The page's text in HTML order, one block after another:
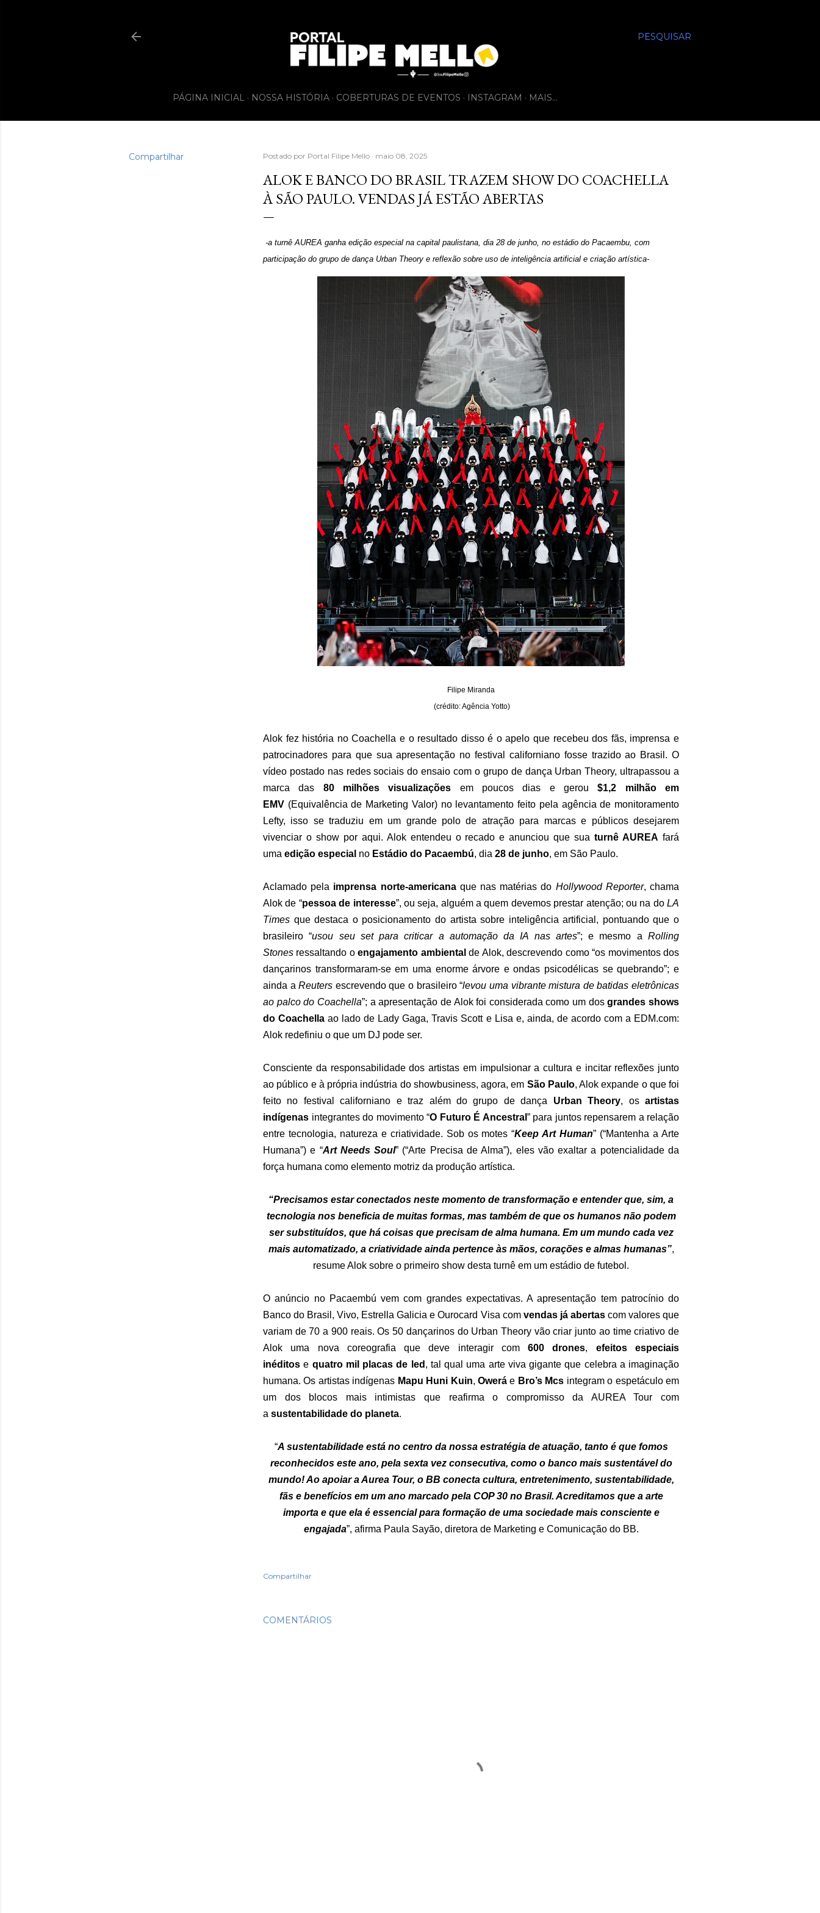
PESQUISAR
PÁGINA INICIAL NOSSA HISTÓRIA COBERTURAS DE EVENTOS INSTAGRAM MAIS…
Compartilhar Postado por Portal Filipe Mello maio 08, 2025
ALOK E BANCO DO BRASIL TRAZEM SHOW DO COACHELLA
À SÃO PAULO. VENDAS JÁ ESTÃO ABERTAS
-a turnê AUREA ganha edição especial na capital paulistana, dia 28 de junho, no estádio do Pacaembu, com
participação do grupo de dança Urban Theory e reflexão sobre uso de inteligência artificial e criação artística-
Filipe Miranda
(crédito: Agência Yotto)
Alok fez história no Coachella e o resultado disso é o apelo que recebeu dos fãs, imprensa e
patrocinadores para que sua apresentação no festival californiano fosse trazido ao Brasil. O
vídeo postado nas redes sociais do ensaio com o grupo de dança Urban Theory, ultrapassou a
marca das 80 milhões visualizações em poucos dias e gerou$1,2 milhão em
EMV (Equivalência de Marketing Valor) no levantamento feito pela agência de monitoramento
Lefty, isso se traduziu em um grande polo de atração para marcas e públicos desejarem
vivenciar o show por aqui. Alok entendeu o recado e anunciou que suaturnê AUREA fará
uma edição especial no Estádio do Pacaembú, dia 28 de junho, em São Paulo.
Aclamado pela imprensa norte-americanaque nas matérias do Hollywood Reporter, chama
Alok de “pessoa de interesse”, ou seja, alguém a quem devemos prestar atenção; ou na do LA
Times que destaca o posicionamento do artista sobre inteligência artificial, pontuando que o
brasileiro “usou seu set para criticar a automação da IA nas artes”; e mesmo aRolling
Stones ressaltando oengajamento ambiental de Alok, descrevendo como “os movimentos dos
dançarinos transformaram-se em uma enorme árvore e ondas psicodélicas se quebrando”; e
ainda aReuters escrevendo que o brasileiro “levou uma vibrante mistura de batidas eletrônicas
ao palco do Coachella”; a apresentação de Alok foi considerada como um dosgrandes shows
do Coachellaao lado de Lady Gaga, Travis Scott e Lisa e, ainda, de acordo com a EDM.com:
Alok redefiniu o que um DJ pode ser.
Consciente da responsabilidade dos artistas em impulsionar a cultura e incitar reflexões junto
ao público e à própria indústria do showbusiness, agora, em São Paulo, Alok expande o que foi
feito no festival californiano e traz além do grupo de dança Urban Theory, osartistas
indígenas integrantes do movimento “O Futuro É Ancestral ” para juntos repensarem a relação
entre tecnologia, natureza e criatividade. Sob os motes “Keep Art Human” (“Mantenha a Arte
Humana”) e “Art Needs Soul” (“Arte Precisa de Alma”), eles vão exaltar a potencialidade da
força humana como elemento motriz da produção artística.
“Precisamos estar conectados neste momento de transformação e entender que, sim, a
tecnologia nos beneficia de muitas formas, mas também de que os humanos não podem
ser substituídos, que há coisas que precisam de alma humana. Em um mundo cada vez
mais automatizado, a criatividade ainda pertence às mãos, corações e almas humanas”,
resume Alok sobre o primeiro show desta turnê em um estádio de futebol.
O anúncio no Pacaembú vem com grandes expectativas. A apresentação tem patrocínio do
Banco do Brasil, Vivo, Estrella Galicia e Ourocard Visa comvendas já abertas com valores que
variam de 70 a 900 reais. Os 50 dançarinos do Urban Theory vão criar junto ao time criativo de
Alok uma nova coreografia que deve interagir com600 drones, efeitos especiais
inéditos e quatro mil placas de led , tal qual uma arte viva gigante que celebra a imaginação
humana. Os artistas indígenas Mapu Huni Kuin,Owerá e Bro’s Mcs integram o espetáculo em
um dos blocos mais intimistas que reafirma o compromisso da AUREA Tour com
a sustentabilidade do planeta.
“A sustentabilidade está no centro da nossa estratégia de atuação, tanto é que fomos
reconhecidos este ano, pela sexta vez consecutiva, como o banco mais sustentável do
mundo! Ao apoiar a Aurea Tour, o BB conecta cultura, entretenimento, sustentabilidade,
fãs e benefícios em um ano marcado pela COP 30 no Brasil. Acreditamos que a arte
importa e que ela é essencial para formação de uma sociedade mais consciente e
engajada”, afirma Paula Sayão, diretora de Marketing e Comunicação do BB.
Compartilhar
COMENTÁRIOS